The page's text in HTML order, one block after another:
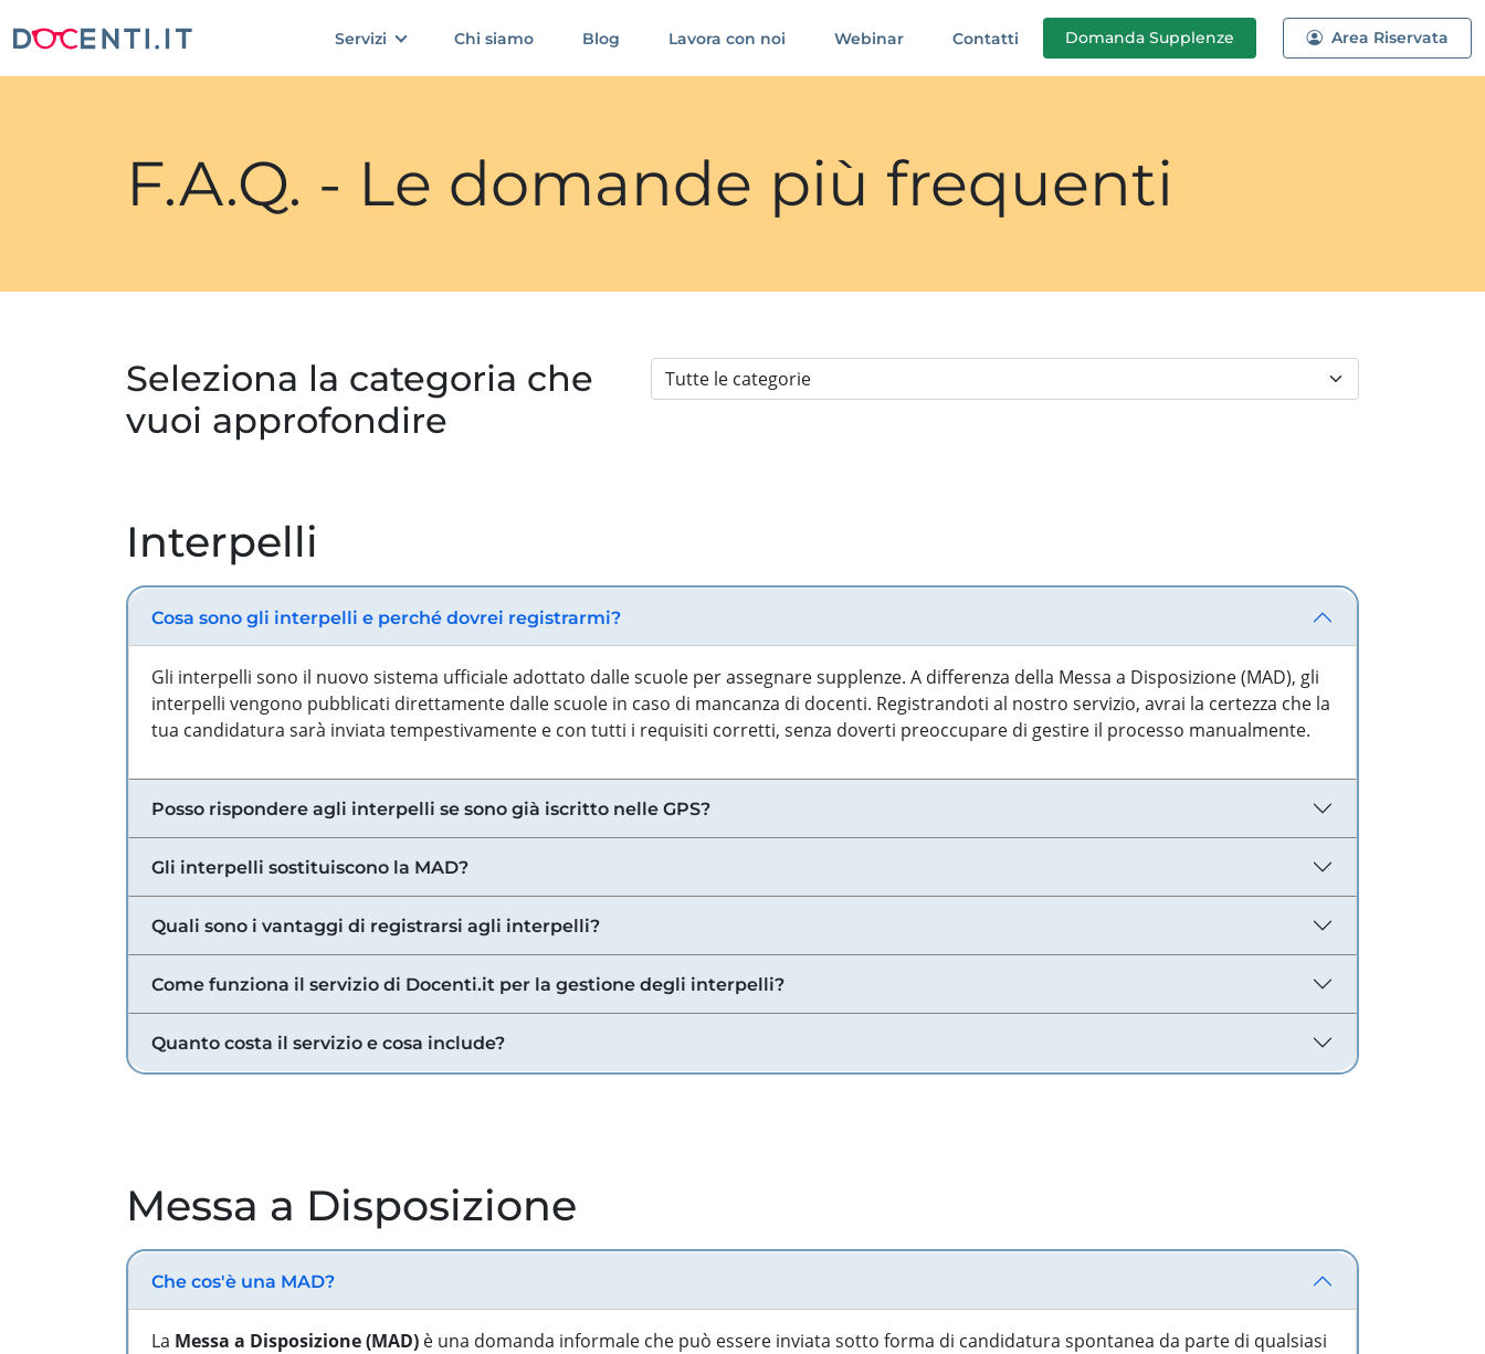
Servizi Chi siamo Blog Lavora con noi Webinar Contatti Domanda Supplenze Area Riservata
F.A.Q. - Le domande più frequenti
Seleziona la categoria che
vuoi approfondire
Interpelli
Cosa sono gli interpelli e perché dovrei registrarmi?
Gli interpelli sono il nuovo sistema ufficiale adottato dalle scuole per assegnare supplenze. A differenza della Messa a Disposizione (MAD), gli
interpelli vengono pubblicati direttamente dalle scuole in caso di mancanza di docenti. Registrandoti al nostro servizio, avrai la certezza che la
tua candidatura sarà inviata tempestivamente e con tutti i requisiti corretti, senza doverti preoccupare di gestire il processo manualmente.
Posso rispondere agli interpelli se sono già iscritto nelle GPS?
Gli interpelli sostituiscono la MAD?
Quali sono i vantaggi di registrarsi agli interpelli?
Come funziona il servizio di Docenti.it per la gestione degli interpelli?
Quanto costa il servizio e cosa include?
Messa a Disposizione
Che cos'è una MAD?
La Messa a Disposizione (MAD) è una domanda informale che può essere inviata sotto forma di candidatura spontanea da parte di qualsiasi